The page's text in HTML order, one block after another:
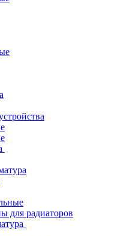
для радиаторов